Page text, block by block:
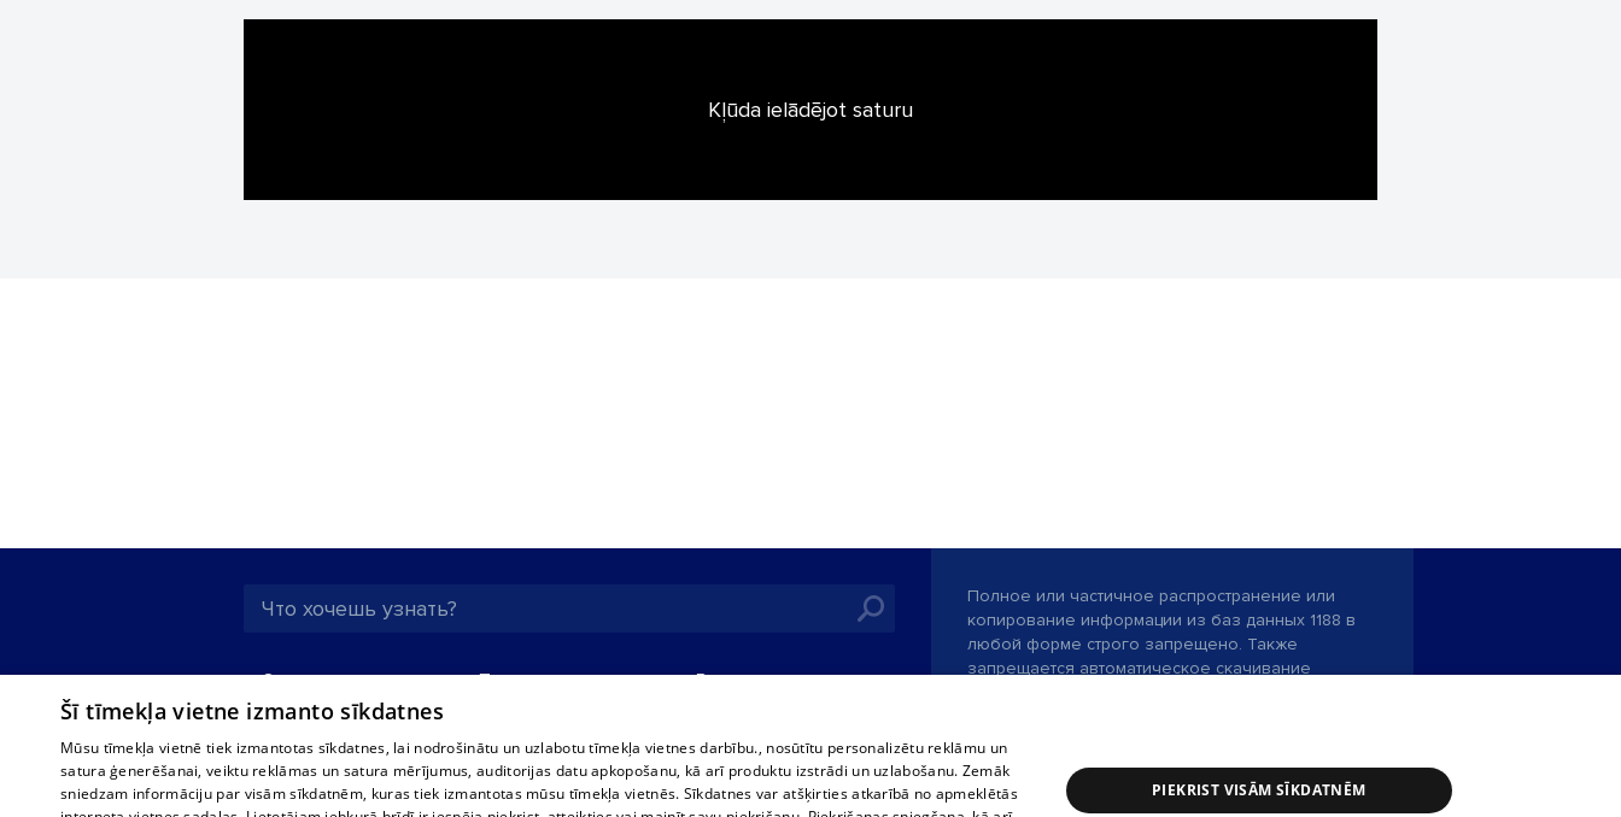
Kļūda ielādējot saturu
О нас
Реклама
Для бизнеса
Тарифы
Предприятия
Bus tickets
Train tickets
В кинотеатрах
Условия договора
360 Ziņas kontakti
Полное или частичное распространение или
копирование информации из баз данных 1188 в
любой форме строго запрещено. Также
запрещается автоматическое скачивание
Šī tīmekļa vietne izmanto sīkdatnes
Mūsu tīmekļa vietnē tiek izmantotas sīkdatnes, lai nodrošinātu un uzlabotu tīmekļa vietnes darbību., nosūtītu personalizētu reklāmu un
satura ģenerēšanai, veiktu reklāmas un satura mērījumus, auditorijas datu apkopošanu, kā arī produktu izstrādi un uzlabošanu. Zemāk
sniedzam informāciju par visām sīkdatnēm, kuras tiek izmantotas mūsu tīmekļa vietnēs. Sīkdatnes var atšķirties atkarībā no apmeklētās
PIEKRIST VISĀM SĪKDATNĒM